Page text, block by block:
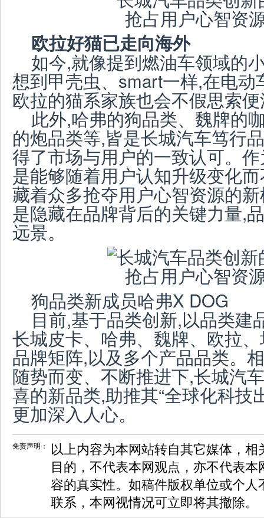
欧拉好猫已走向海外
如今,就像提到燃油车领域的
想到甲壳虫、smart一样,在电
欧拉的猫系家族也会不假思索
此外,哈弗的狗品类、魏牌的
的炮品类等,皆是长城汽车笃行
得了市场与用户的一致认可。
是能够随着用户认知升级变化
藏着众多抢夺用户心智资源的
是隐藏在品牌背后的关键力量,
远景。
狗品类新成员哈弗X DOG
目前,基于品类创新,以品类建
长城皮卡、哈弗、魏牌、欧拉
品牌矩阵,以及多个产品品类。
随势而变、不断推进下,长城汽
喜的新品类,助推其“全球化科技
更加深入人心。
免责声明：
以上内容为本网站转自其它媒体，
目的，不代表本网观点，亦不代表
容的真实性。如稿件版权单位或个
联系，本网视情况可立即将其撤除。